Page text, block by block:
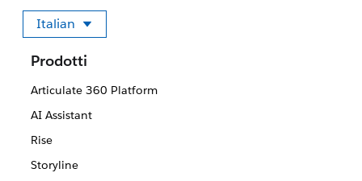
Italian
Seleziona la tua lingua
Prodotti
Articulate 360 Platform
AI Assistant
Rise
Storyline